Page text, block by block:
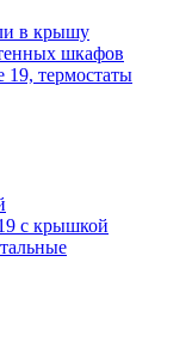
в крышу
шкафов
термостаты
с крышкой